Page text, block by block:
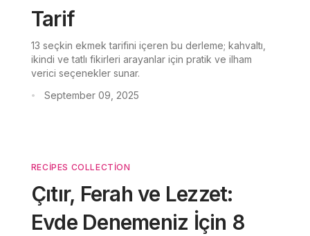
Tarif
13 seçkin ekmek tarifini içeren bu derleme; kahvaltı,
ikindi ve tatlı fikirleri arayanlar için pratik ve ilham
verici seçenekler sunar.
• September 09, 2025
RECIPES COLLECTION
Çıtır, Ferah ve Lezzet:
Evde Denemeniz İçin 8